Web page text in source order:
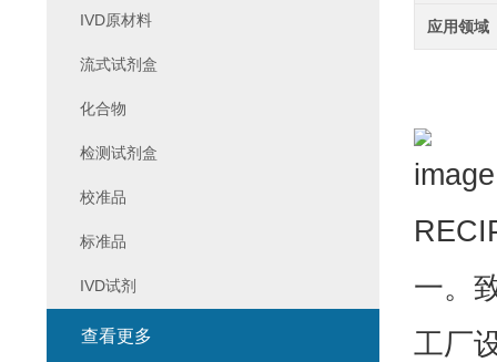
应用领域
一。
工厂
IVD原材料
流式试剂盒
化合物
检测试剂盒
校准品
标准品
IVD试剂
查看更多